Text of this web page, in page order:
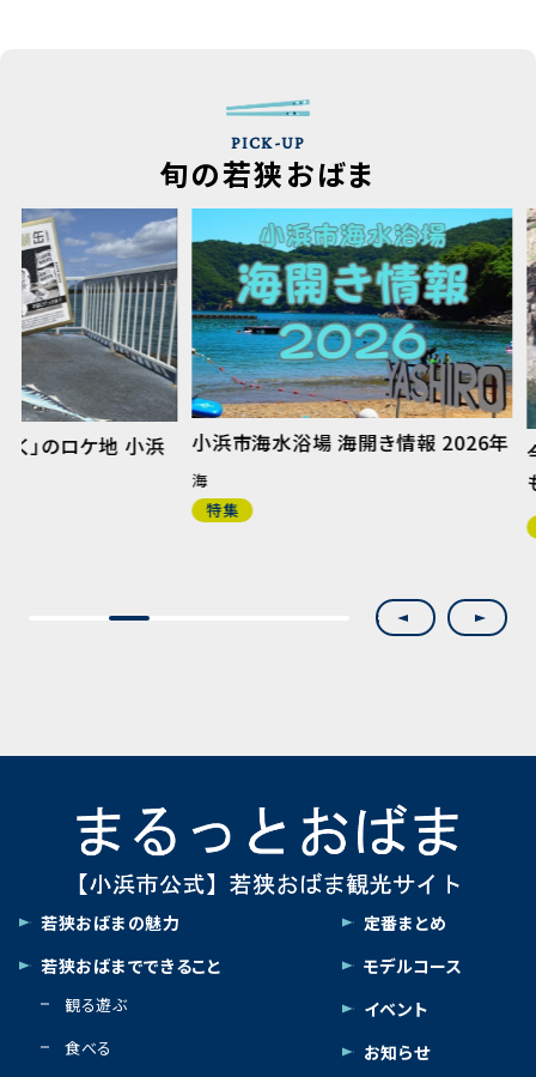
PICK-UP
旬の若狭おばま
Previous
小浜市海水浴場 海開き情報 2026年
今年の夏は小浜へ行こう
も、ごちそうもま
Next
若狭おばまの魅力
若狭おばまでできること
観る遊ぶ
食べる
定番まとめ
モデルコース
イベント
お知らせ